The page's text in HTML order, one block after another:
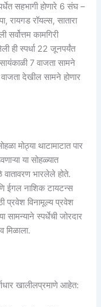
सहभागी होणारे 6 संघ –
रायगड रॉयल्स, सातारा
सर्वोत्तम कामगिरी
ही स्पर्धा 22 जूनपर्यंत
7 वाजता सामने
देखील सामने होणार
मोठ्या थाटामाटात पार
या सोहळ्यात
वातावरण भारलेले होते.
ईगल नाशिक टायटन्स
प्रवेश विनामूल्य प्रवेश
स्पर्धेची जोरदार
खालीलप्रमाणे आहेत: